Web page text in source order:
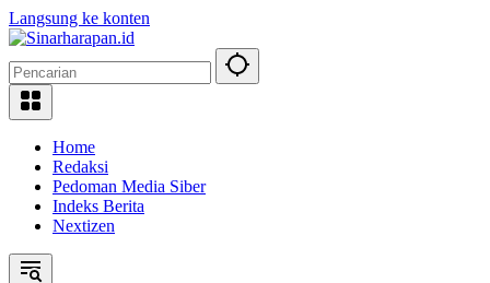
Langsung ke konten
Home
Redaksi
Pedoman Media Siber
Indeks Berita
Nextizen